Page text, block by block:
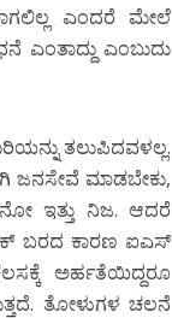
ಎಂದರೆ ಮೇಲೆ
ಎಂತಾದ್ದು ಎಂಬುದು
ತಲುಪಿದವಳಲ್ಲ.
ಜನಸೇವೆ ಮಾಡಬೇಕು,
ಇತ್ತು ನಿಜ. ಆದರೆ
ಬರದ ಕಾರಣ ಐಎಸ್
ಅರ್ಹತೆಯಿದ್ದರೂ
ತೋಳುಗಳ ಚಲನೆ